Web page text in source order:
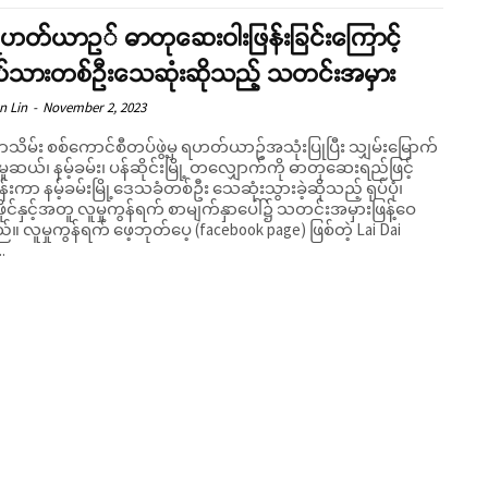
တ်ယာဥ် ဓာတုဆေးဝါးဖြန်းခြင်းကြောင့်
သားတစ်ဦးသေဆုံးဆိုသည့် သတင်းအမှား
Lin - November 2, 2023
မ်း စစ်ကောင်စီတပ်ဖွဲ့မှ ရဟတ်ယာဥ်အသုံးပြုပြီး သျှမ်းမြောက်
ဆယ်၊ နမ့်ခမ်း၊ ပန်ဆိုင်းမြို့ တလျှောက်ကို ဓာတုဆေးရည်ဖြင့်
းကာ နမ့်ခမ်းမြို့ဒေသခံတစ်ဦး သေဆုံးသွားခဲ့ဆိုသည့် ရုပ်ပုံ၊
နှင့်အတူ လူမှုကွန်ရက် စာမျက်နှာပေါ်၌ သတင်းအမှားဖြန့်ဝေ
ဖြစ်တဲ့ Lai Dai